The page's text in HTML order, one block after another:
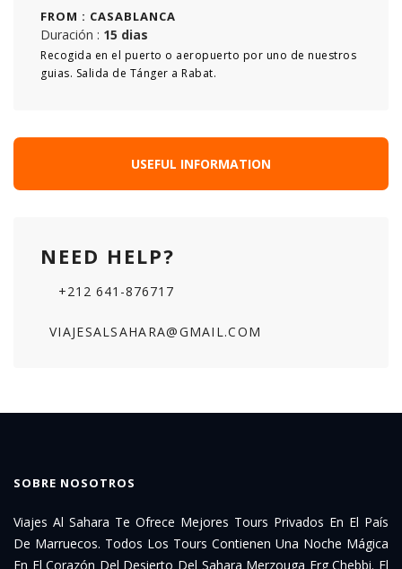
FROM : CASABLANCA
Duración : 15 dias
Recogida en el puerto o aeropuerto por uno de nuestros
guias. Salida de Tánger a Rabat.
USEFUL INFORMATION
NEED HELP?
+212 641-876717
VIAJESALSAHARA@GMAIL.COM
SOBRE NOSOTROS
Viajes Al Sahara Te Ofrece Mejores Tours Privados En El País
De Marruecos. Todos Los Tours Contienen Una Noche Mágica
En El Corazón Del Desierto Del Sahara Merzouga Erg Chebbi. El